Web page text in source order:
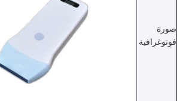
صورة
فوتوغرافية